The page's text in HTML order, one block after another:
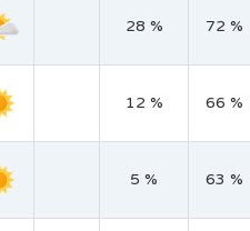
28 % 72 %
12 % 66 %
5 % 63 %